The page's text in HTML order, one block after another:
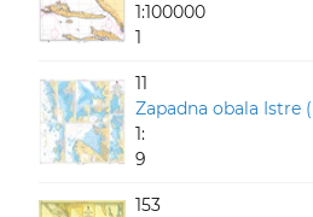
1:100000
1
11
Zapadna obala Istre
1:
9
153